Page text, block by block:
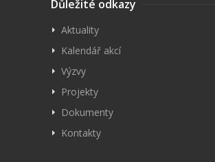
Důležité odkazy
Aktuality
Kalendář akcí
Výzvy
Projekty
Dokumenty
Kontakty